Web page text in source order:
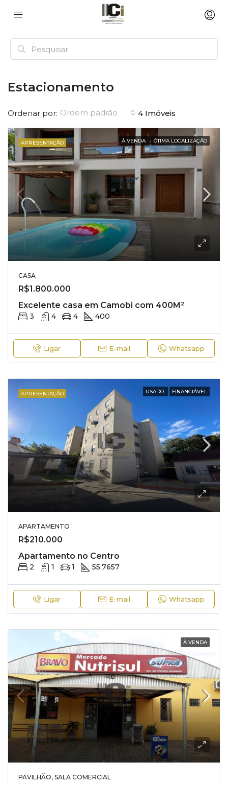
Estacionamento
4 Imóveis
Ordenar por: Ordem padrão
APRESENTAÇÃO À VENDA ÓTIMA LOCALIZAÇÃO
CASA
R$1.800.000
Excelente casa em Camobi com 400M²
3 4 4 400
Ligar E-mail Whatsapp
APRESENTAÇÃO USADO FINANCIÁVEL
APARTAMENTO
R$210.000
Apartamento no Centro
2 1 1 55,7657
Ligar E-mail Whatsapp
À VENDA
PAVILHÃO, SALA COMERCIAL